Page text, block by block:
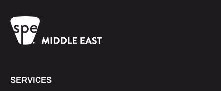
SERVICES